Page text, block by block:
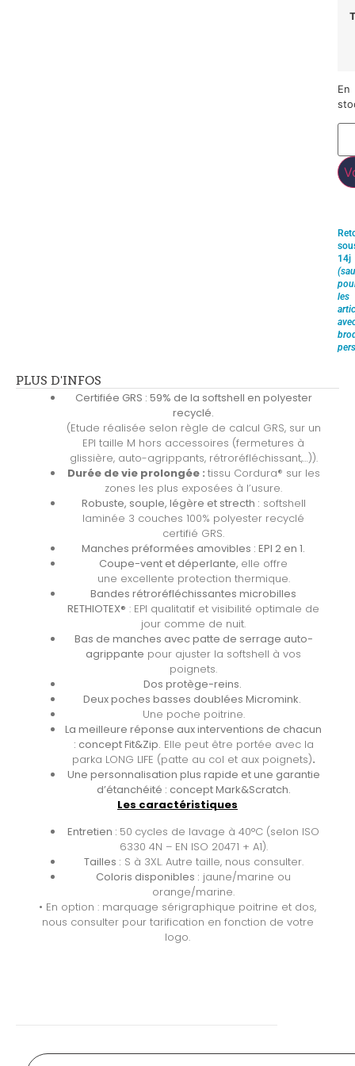
En
14j
les
PLUS D'INFOS
Certifiée GRS : 59% de la softshell en polyester
recyclé.
(Etude réalisée selon règle de calcul GRS, sur un
EPI taille M hors accessoires (fermetures à
glissière, auto-agrippants, rétroréfléchissant,…)).
Durée de vie prolongée : tissu Cordura® sur les
zones les plus exposées à l’usure.
Robuste, souple, légère et strecth : softshell
laminée 3 couches 100% polyester recyclé
certifié GRS.
Manches préformées amovibles : EPI 2 en 1.
Coupe-vent et déperlante, elle offre
une excellente protection thermique.
Bandes rétroréfléchissantes microbilles
RETHIOTEX® : EPI qualitatif et visibilité optimale de
jour comme de nuit.
Bas de manches avec patte de serrage auto-
agrippante pour ajuster la softshell à vos
poignets.
Dos protège-reins.
Deux poches basses doublées Micromink.
Une poche poitrine.
La meilleure réponse aux interventions de chacun
: concept Fit&Zip. Elle peut être portée avec la
parka LONG LIFE (patte au col et aux poignets).
Une personnalisation plus rapide et une garantie
d’étanchéité : concept Mark&Scratch.
Les caractéristiques
Entretien : 50 cycles de lavage à 40°C (selon ISO
6330 4N – EN ISO 20471 + A1).
Tailles : S à 3XL. Autre taille, nous consulter.
Coloris disponibles : jaune/marine ou
orange/marine.
• En option : marquage sérigraphique poitrine et dos,
nous consulter pour tarification en fonction de votre
logo.